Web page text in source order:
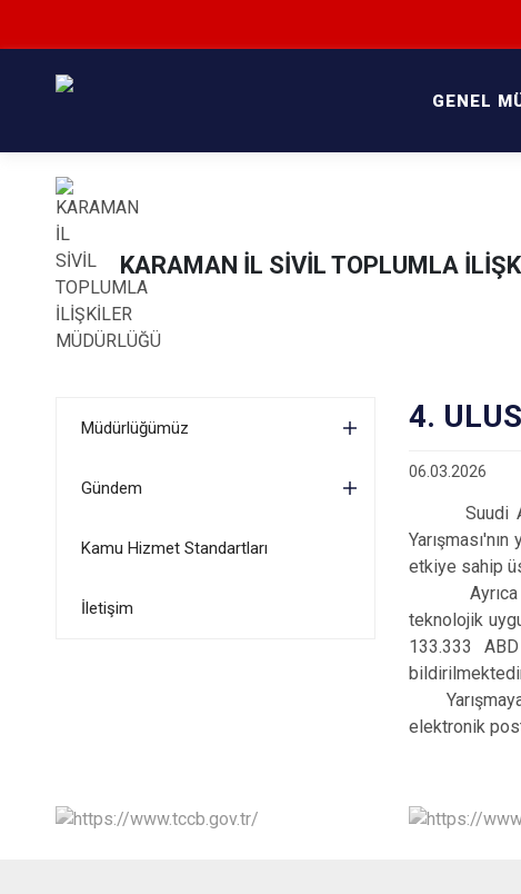
GENEL
KARAMAN İL SİVİL TOPLUMLA
Müdürlüğümüz
Gündem
Kamu Hizmet Standartları
İletişim
4.
06.03.2026
Suudi
etkiye sahip
Ayrıca
teknolojik
133.333
Yarışmaya
elektronik